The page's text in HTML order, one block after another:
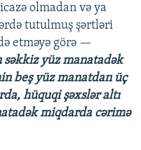
olmadan və ya
tutulmuş şərtləri
etməyə görə —
yüz manatadək
beş yüz manatdan üç
hüquqi şəxslər altı
miqdarda cərimə